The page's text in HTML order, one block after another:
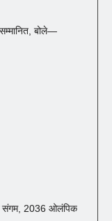
बोले—
संगम, 2036 ओलंपिक